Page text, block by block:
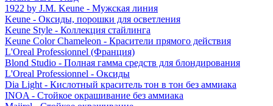
1922 by J.M. Keune - Мужская линия
Keune - Оксиды, порошки для осветления
Keune Style - Коллекция стайлинга
Keune Color Chameleon - Красители прямого действия
L'Oreal Professionnel (Франция)
Blond Studio - Полная гамма средств для блондирования
L'Oreal Professionnel - Оксиды
Dia Light - Кислотный краситель тон в тон без аммиака
INOA - Стойкое окрашивание без аммиака